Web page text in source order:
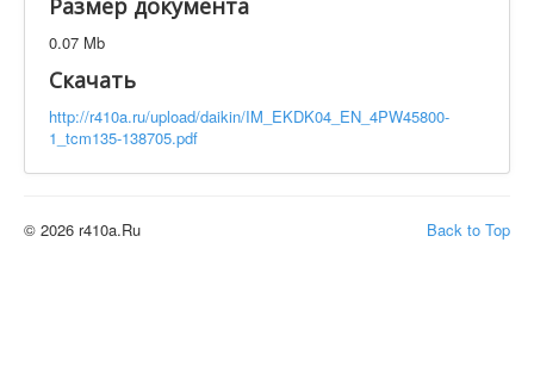
Элементов на страницу
Размер документа
0.07 Mb
Скачать
http://r410a.ru/upload/daikin/IM_EKDK04_EN_4PW45800-
1_tcm135-138705.pdf
Back to Top
© 2026 r410a.Ru